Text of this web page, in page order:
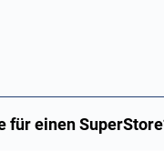
für einen